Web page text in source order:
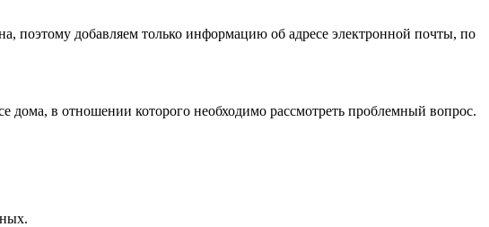
поэтому добавляем только информацию об адресе электронной почты, по
дома, в отношении которого необходимо рассмотреть проблемный вопрос.